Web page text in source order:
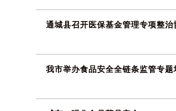
通城县召开医保基金管理专项整
我市举办食品安全全链条监管专题